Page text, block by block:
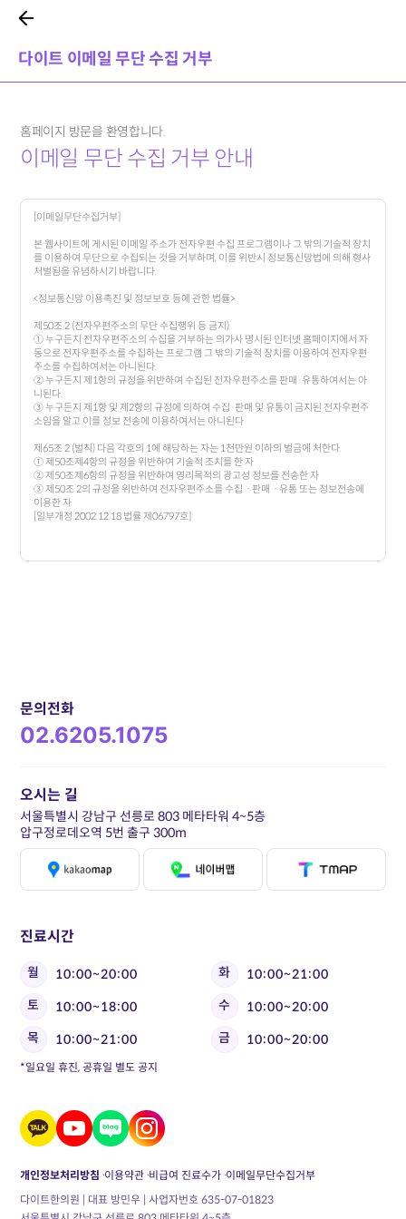
다이트 이메일 무단 수집 거부
홈페이지 방문을 환영합니다.
이메일 무단 수집 거부 안내
[이메일무단수집거부]
본 웹사이트에 게시된 이메일 주소가 전자우편 수집 프로그램이나 그 밖의 기술적 장치
를 이용하여 무단으로 수집되는 것을 거부하며, 이를 위반시 정보통신망법에 의해 형사
처벌됨을 유념하시기 바랍니다.
<정보통신망 이용촉진 및 정보보호 등에 관한 법률>
제50조 2 (전자우편주소의 무단 수집행위 등 금지)
① 누구든지 전자우편주소의 수집을 거부하는 의가사 명시된 인터넷 홈페이지에서 자
동으로 전자우편주소를 수집하는 프로그램 그 밖의 기술적 장치를 이용하여 전자우편
주소를 수집하여서는 아니된다.
② 누구든지 제1항의 규정을 위반하여 수집된 전자우편주소를 판매·유통하여서는 아
니된다.
③ 누구든지 제1항 및 제2항의 규정에 의하여 수집·판매 및 유통이 금지된 전자우편주
소임을 알고 이를 정보 전송에 이용하여서는 아니된다
제65조 2 (벌칙) 다음 각호의 1에 해당하는 자는 1천만원 이하의 벌금에 처한다.
① 제50조제4항의 규정을 위반하여 기술적 조치를 한 자
② 제50조제6항의 규정을 위반하여 영리목적의 광고성 정보를 전송한 자
③ 제50조 2의 규정을 위반하여 전자우편주소를 수집ㆍ판매ㆍ유통 또는 정보전송에
이용한 자
[일부개정 2002.12.18 법률 제06797호]
문의전화
02.6205.1075
진료시간
월 10:00~20:00 화
10:00~21:00
토
10:00~18:00 수
10:00~20:00
목
10:00~21:00 금 10:00~20:00
*일요일 휴진, 공휴일 별도 공지
오시는 길
서울특별시 강남구 선릉로 803 메타타워 4~5층
압구정로데오역 5번 출구 300m
개인정보처리방침 이용약관 비급여 진료수가 이메일무단수집거부
다이트한의원 | 대표 방민우 | 사업자번호 635-07-01823